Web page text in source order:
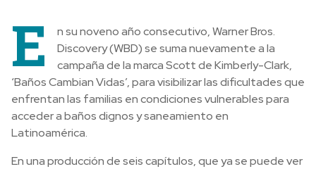
E
n su noveno año consecutivo, Warner Bros.
Discovery (WBD) se suma nuevamente a la
campaña de la marca Scott de Kimberly-Clark,
‘Baños Cambian Vidas’, para visibilizar las dificultades que
enfrentan las familias en condiciones vulnerables para
acceder a baños dignos y saneamiento en
Latinoamérica.
En una producción de seis capítulos, que ya se puede ver